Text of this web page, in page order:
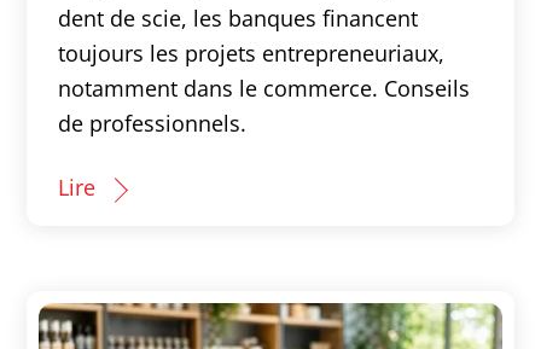
dent de scie, les banques financent
toujours les projets entrepreneuriaux,
notamment dans le commerce. Conseils
de professionnels.
Lire